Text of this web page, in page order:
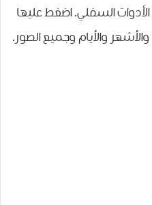
السفلي. اضغط عليها
والأيام وجميع الصور.